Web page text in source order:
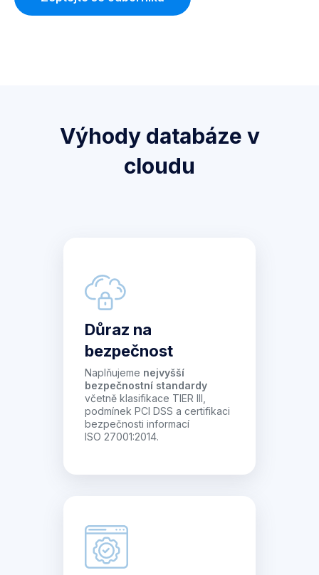
Výhody databáze v
cloudu
Důraz na
bezpečnost
Naplňujeme nejvyšší
bezpečnostní standardy
včetně klasifikace TIER III,
podmínek PCI DSS a certifikaci
bezpečnosti informací
ISO 27001:2014.